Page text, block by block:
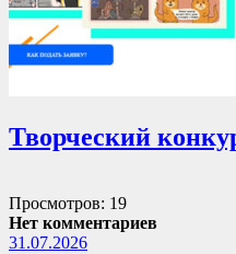
Творческий
Просмотров: 19
Нет комментариев
31.07.2026